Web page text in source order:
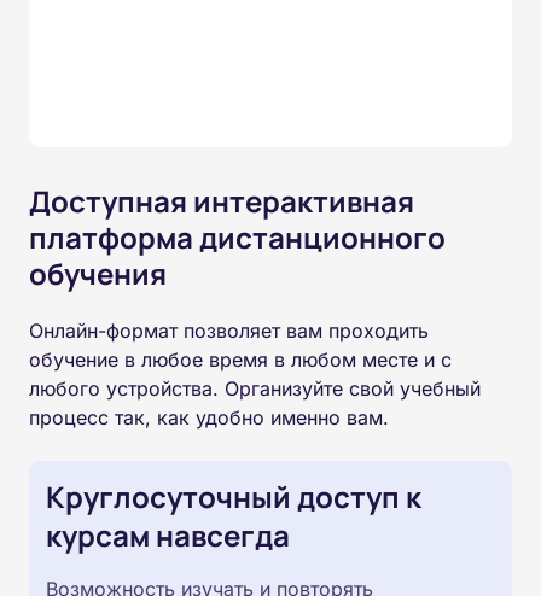
Доступная интерактивная
платформа дистанционного
обучения
Онлайн-формат позволяет вам проходить
обучение в любое время в любом месте и с
любого устройства. Организуйте свой учебный
процесс так, как удобно именно вам.
Круглосуточный доступ к
курсам навсегда
Возможность изучать и повторять